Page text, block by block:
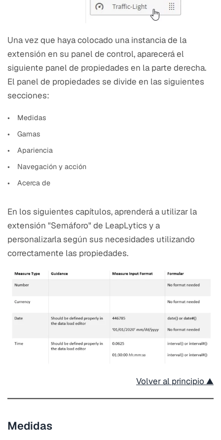
Una vez que haya colocado una instancia de la
extensión en su panel de control, aparecerá el
siguiente panel de propiedades en la parte derecha.
El panel de propiedades se divide en las siguientes
secciones:
Medidas
Gamas
Apariencia
Navegación y acción
Acerca de
En los siguientes capítulos, aprenderá a utilizar la
extensión "Semáforo" de LeapLytics y a
personalizarla según sus necesidades utilizando
correctamente las propiedades.
Volver al principio ▲
Medidas